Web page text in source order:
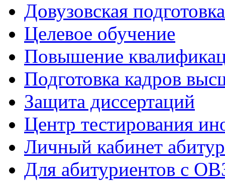
Довузовская подготовка
Целевое обучение
Повышение
Подготовка кадров
Защита диссертаций
Центр тестирования
Личный кабинет
Для абитуриентов с